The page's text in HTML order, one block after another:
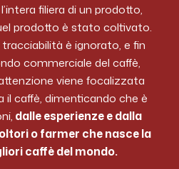
filiera di un prodotto,
prodotto è stato coltivato.
è ignorato, e fin
commerciale del caffè,
viene focalizzata
il caffè, dimenticando che è
dalle esperienze e dalla
o farmer che nasce la
caffè del mondo.